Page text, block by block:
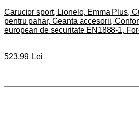
Carucior sport, Lionelo, Emma Plus,
pentru pahar, Geanta accesorii,
european de securitate EN1888-1,
523,99 Lei